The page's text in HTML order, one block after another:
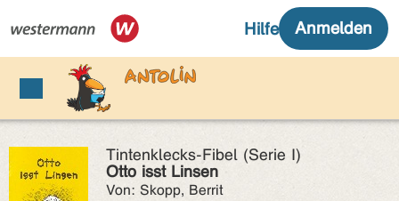
Tintenklecks-Fibel (Serie I)
Otto isst Linsen
Von: Skopp, Berrit